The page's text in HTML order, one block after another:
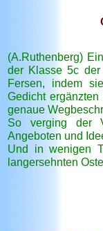
(A.Ruthenberg)
der Klasse 5c der
Fersen, indem
Gedicht
genaue
So verging der
Angeboten und
Und in wenigen
langersehnten